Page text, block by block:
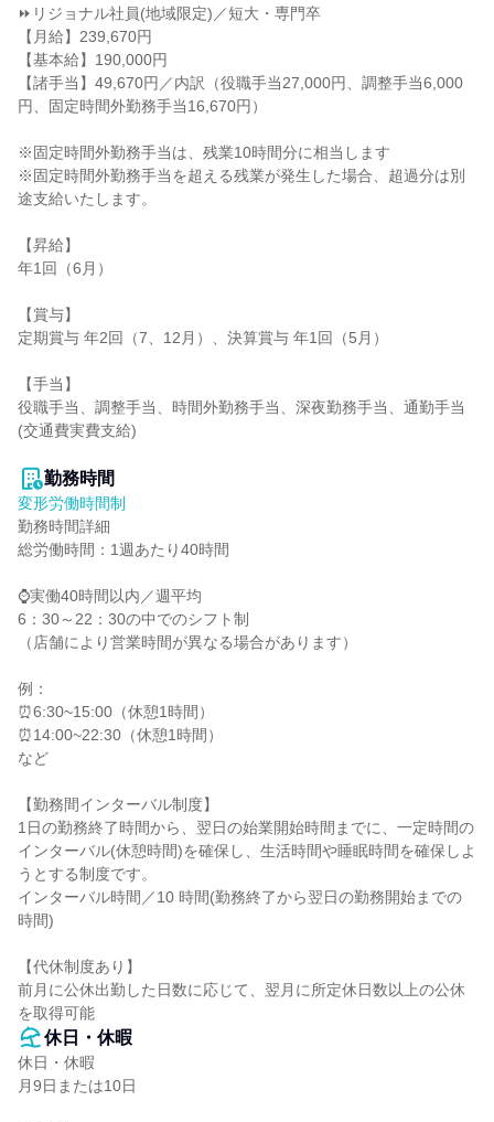
⏩リジョナル社員(地域限定)／短大・専門卒
【月給】239,670円
【基本給】190,000円
【諸手当】49,670円／内訳（役職手当27,000円、調整手当6,000
円、固定時間外勤務手当16,670円）
※固定時間外勤務手当は、残業10時間分に相当します
※固定時間外勤務手当を超える残業が発生した場合、超過分は別
途支給いたします。
【昇給】
年1回（6月）
【賞与】
定期賞与 年2回（7、12月）、決算賞与 年1回（5月）
【手当】
役職手当、調整手当、時間外勤務手当、深夜勤務手当、通勤手当
(交通費実費支給)
勤務時間
変形労働時間制
勤務時間詳細
総労働時間：1週あたり40時間
⌚実働40時間以内／週平均
6：30～22：30の中でのシフト制
（店舗により営業時間が異なる場合があります）
例：
⏰6:30~15:00（休憩1時間）
⏰14:00~22:30（休憩1時間）
など
【勤務間インターバル制度】
1日の勤務終了時間から、翌日の始業開始時間までに、一定時間の
インターバル(休憩時間)を確保し、生活時間や睡眠時間を確保しよ
うとする制度です。
インターバル時間／10 時間(勤務終了から翌日の勤務開始までの
時間)
【代休制度あり】
前月に公休出勤した日数に応じて、翌月に所定休日数以上の公休
を取得可能
休日・休暇
休日・休暇
月9日または10日